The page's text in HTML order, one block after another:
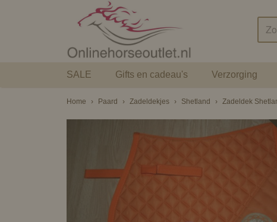
SALE Gifts en cadeau's Verzorging
Home › Paard › Zadeldekjes › Shetland › Zadeldek